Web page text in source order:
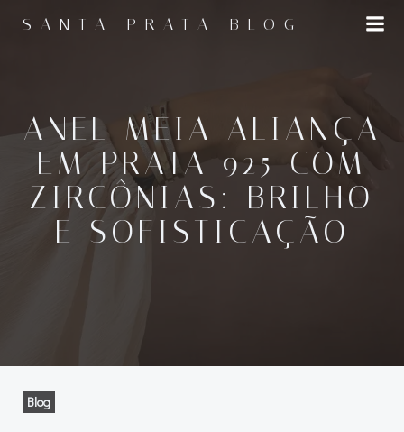
para
SANTA PRATA BLOG
ANEL MEIA ALIANÇA
EM PRATA 925 COM
ZIRCÔNIAS: BRILHO
E SOFISTICAÇÃO
Blog